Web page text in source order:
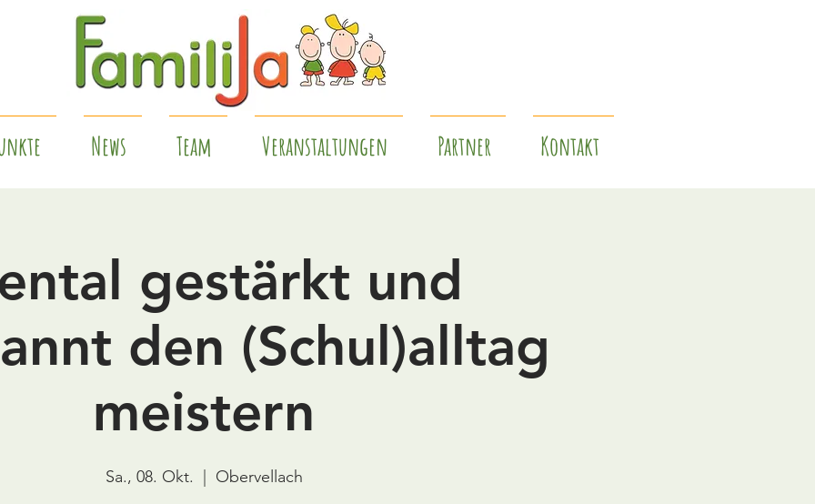
News Team Veranstaltungen Partner Kontakt
gestärkt und
den (Schul)alltag
meistern
Sa., 08. Okt. Obervellach